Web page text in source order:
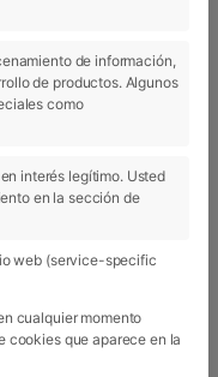
de información,
de productos. Algunos
como
interés legítimo. Usted
en la sección de
web (service-specific
cualquier momento
cookies que aparece en la